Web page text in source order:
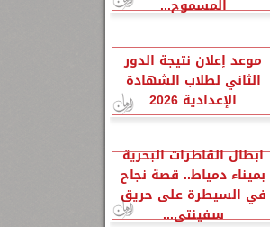
المسموح...
موعد إعلان نتيجة الدور
الثاني لطلاب الشهادة
الإعدادية 2026
أبطال القاطرات البحرية
بميناء دمياط.. قصة نجاح
في السيطرة على حريق
سفينتي...